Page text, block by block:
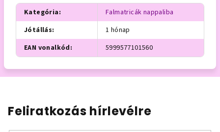
Kategória:
Falmatricák nappaliba
Jótállás:
1 hónap
EAN vonalkód: 5999577101560
Feliratkozás hírlevélre